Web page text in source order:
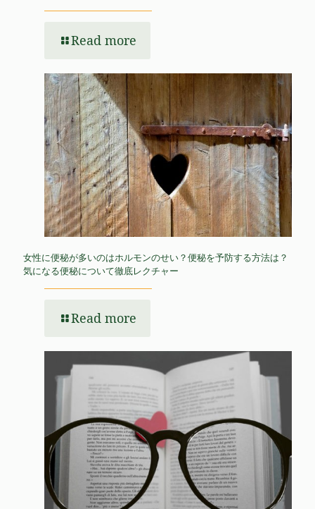
Read more
女性に便秘が多いのはホルモンのせい？便秘を予防する方法は？
気になる便秘について徹底レクチャー
Read more